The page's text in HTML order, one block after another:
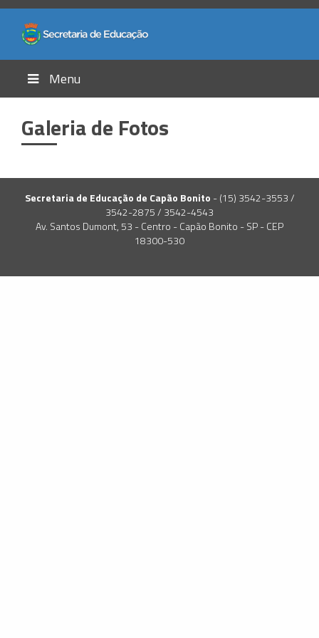
Menu
Galeria de Fotos
Secretaria de Educação de Capão Bonito - (15) 3542-3553 /
3542-2875 / 3542-4543
Av. Santos Dumont, 53 - Centro - Capão Bonito - SP - CEP
18300-530